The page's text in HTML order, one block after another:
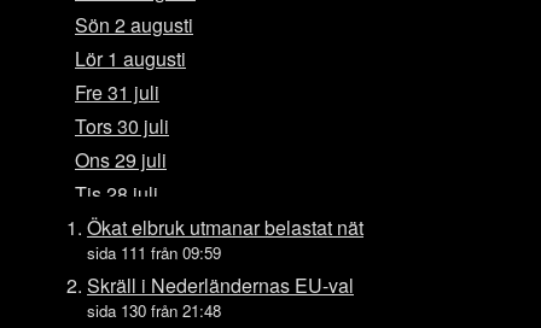
Sön 2 augusti
Lör 1 augusti
Fre 31 juli
Tors 30 juli
Ons 29 juli
Tis 28 juli
Mån 27 juli
Sön 26 juli
Lör 25 juli
Ökat elbruk utmanar belastat nät
sida 111 från 09:59
Skräll i Nederländernas EU-val
sida 130 från 21:48